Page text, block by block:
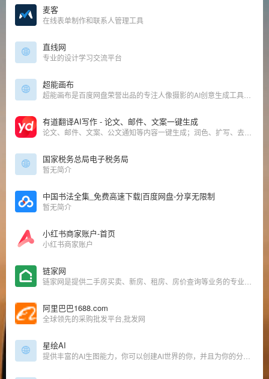
麦客
在线表单制作和联系人管理工具
直线网
专业的设计学习交流平台
超能画布
有道翻译AI写作 - 论文、邮件、文案一键生成
国家税务总局电子税务局
暂无简介
中国书法全集_免费高速下载|百度网盘-分享无限制
暂无简介
小红书商家账户-首页
小红书商家账户
链家网
阿里巴巴1688.com
全球领先的采购批发平台,批发网
星绘AI